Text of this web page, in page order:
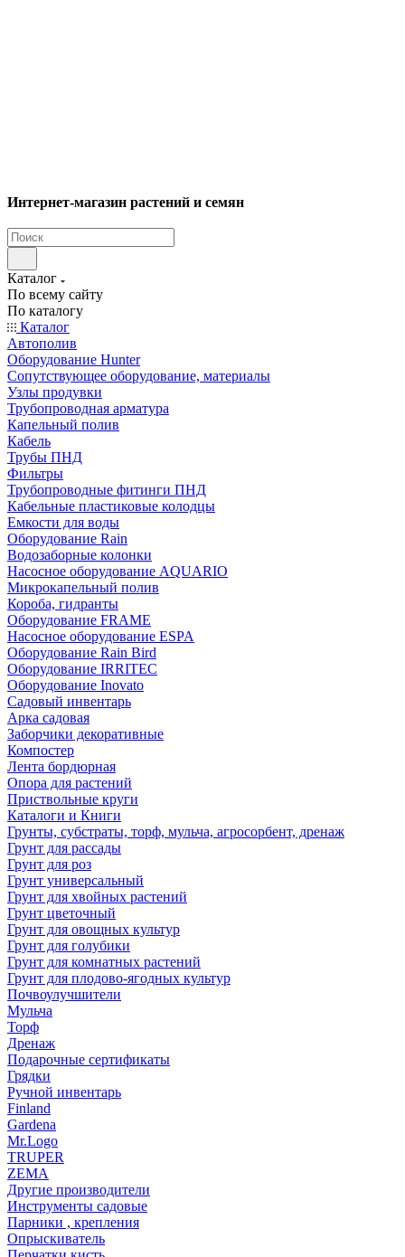
Интернет-магазин растений и семян
Каталог
По всему сайту
По каталогу
Каталог
Автополив
Оборудование Hunter
Сопутствующее оборудование, материалы
Узлы продувки
Трубопроводная арматура
Капельный полив
Кабель
Трубы ПНД
Фильтры
Трубопроводные фитинги ПНД
Кабельные пластиковые колодцы
Емкости для воды
Оборудование Rain
Водозаборные колонки
Насосное оборудование AQUARIO
Микрокапельный полив
Короба, гидранты
Оборудование FRAME
Насосное оборудование ESPA
Оборудование Rain Bird
Оборудование IRRITEC
Оборудование Inovato
Садовый инвентарь
Арка садовая
Заборчики декоративные
Компостер
Лента бордюрная
Опора для растений
Приствольные круги
Каталоги и Книги
Грунты, субстраты, торф, мульча, агросорбент, дренаж
Грунт для рассады
Грунт для роз
Грунт универсальный
Грунт для хвойных растений
Грунт цветочный
Грунт для овощных культур
Грунт для голубики
Грунт для комнатных растений
Грунт для плодово-ягодных культур
Почвоулучшители
Мульча
Торф
Дренаж
Подарочные сертификаты
Грядки
Ручной инвентарь
Finland
Gardena
Mr.Logo
TRUPER
ZEMA
Другие производители
Инструменты садовые
Парники , крепления
Опрыскиватель